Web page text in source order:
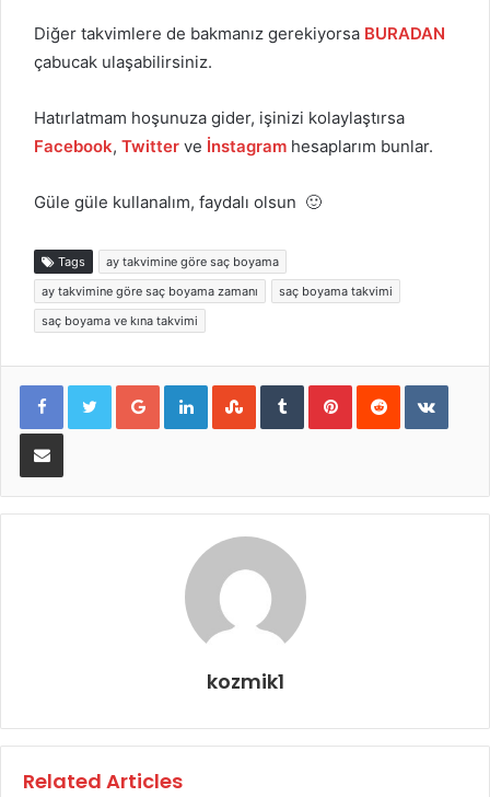
Diğer takvimlere de bakmanız gerekiyorsa BURADAN
çabucak ulaşabilirsiniz.
Hatırlatmam hoşunuza gider, işinizi kolaylaştırsa
Facebook, Twitter ve İnstagram hesaplarım bunlar.
Güle güle kullanalım, faydalı olsun 🙂
Tags
ay takvimine göre saç boyama
ay takvimine göre saç boyama zamanı
saç boyama takvimi
saç boyama ve kına takvimi
Google+LinkedInStumbleUpon
TumblrPinterestReddit
E-Posta ile paylaş
kozmik1
Related Articles